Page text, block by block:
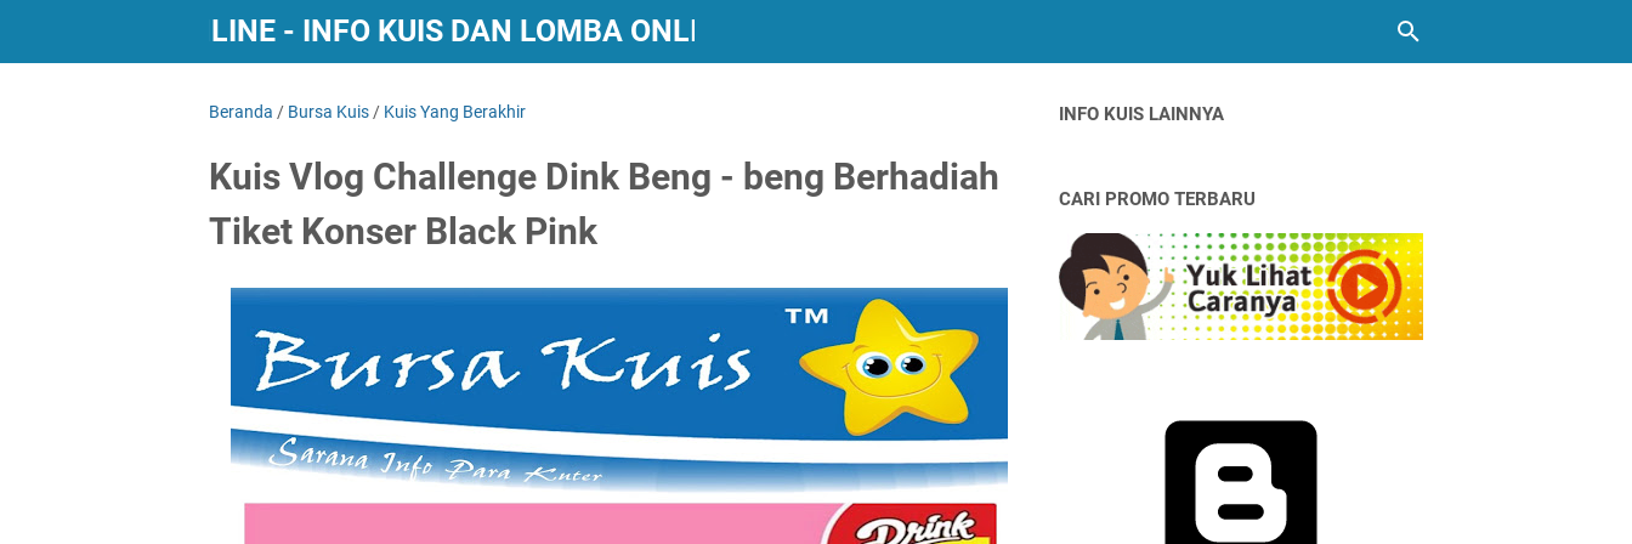
KUIS ONLINE - INFO KUIS DAN LOMBA ONLINE BERHADIAH
Beranda / Bursa Kuis / Kuis Yang Berakhir
Kuis Vlog Challenge Dink Beng - beng Berhadiah
Tiket Konser Black Pink
INFO KUIS LAINNYA
CARI PROMO TERBARU